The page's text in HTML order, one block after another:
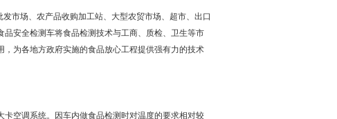
市场、农产品收购加工站、大型农贸市场、超市、出口
安全检测车将食品检测技术与工商、质检、卫生等市
为各地方政府实施的食品放心工程提供强有力的技术
空调系统。因车内做食品检测时对温度的要求相对较